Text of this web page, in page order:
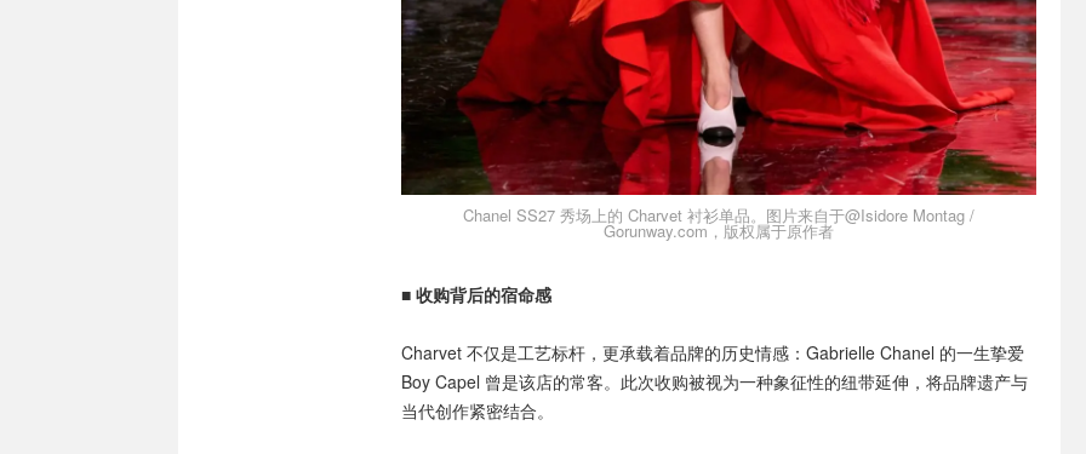
Chanel SS27 秀场上的 Charvet 衬衫单品。图片来自于@Isidore Montag /
Gorunway.com，版权属于原作者
■ 收购背后的宿命感
Charvet 不仅是工艺标杆，更承载着品牌的历史情感：Gabrielle Chanel 的一生挚爱
Boy Capel 曾是该店的常客。此次收购被视为一种象征性的纽带延伸，将品牌遗产与
当代创作紧密结合。